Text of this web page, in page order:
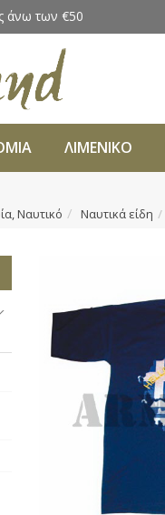
άνω των €50
ΛΙΜΕΝΙΚΟ
Ναυτικό Ναυτικά είδη